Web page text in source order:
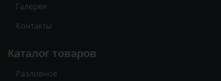
Галерея
Контакты
Каталог товаров
Разливное